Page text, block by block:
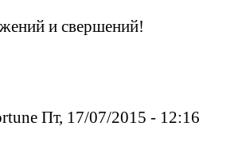
и свершений!
Пт, 17/07/2015 - 12:16